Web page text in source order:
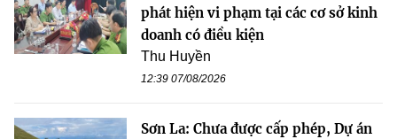
phát hiện vi phạm tại các cơ sở kinh
doanh có điều kiện
Thu Huyền
12:39 07/08/2026
Sơn La: Chưa được cấp phép, Dự án